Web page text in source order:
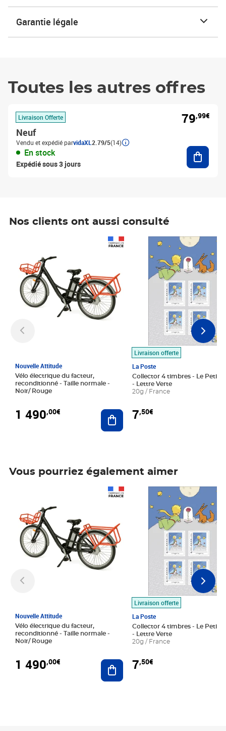
Garantie légale
Toutes les autres offres
Livraison Offerte
Neuf
Vendu et expédié parvidaXL 2.79/5(14)
En stock
Expédié sous 3 jours
79,99€
Nos clients ont aussi consulté
Nouvelle Attitude
Vélo électrique du facteur,
reconditionné - Taille normale -
Noir/ Rouge
1 490,00€ Ajouter au panier
Livraison offerte
La Poste
Collector 4 timbres - Le Petit
- Lettre Verte
20g / France
7,50€
Prix 7,50€
Vous pourriez également aimer
Nouvelle Attitude
Vélo électrique du facteur,
reconditionné - Taille normale -
Noir/ Rouge
1 490,00€ Ajouter au panier
Livraison offerte
La Poste
Collector 4 timbres - Le Petit
- Lettre Verte
20g / France
7,50€
Prix 7,50€